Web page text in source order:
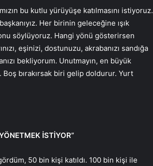
bu kutlu yürüyüşe katılmasını istiyoruz.
Her birinin geleceğine ışık
söylüyoruz. Hangi yönü gösterirsen
eşinizi, dostunuzu, akrabanızı sandığa
bekliyorum. Unutmayın, en büyük
bırakırsak biri gelip doldurur. Yurt
İSTİYOR”
50 bin kişi katıldı. 100 bin kişi ile